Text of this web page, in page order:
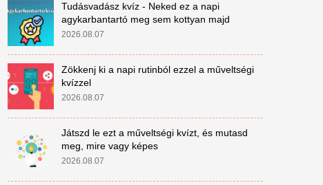
Tudásvadász kvíz - Neked ez a napi
agykarbantartó meg sem kottyan majd
2026.08.07
Zökkenj ki a napi rutinból ezzel a műveltségi
kvízzel
2026.08.07
Játszd le ezt a műveltségi kvízt, és mutasd
meg, mire vagy képes
2026.08.07